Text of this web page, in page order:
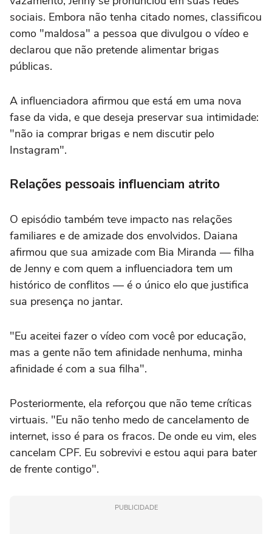
sociais. Embora não tenha citado nomes, classificou
como "maldosa" a pessoa que divulgou o vídeo e
declarou que não pretende alimentar brigas
públicas.
A influenciadora afirmou que está em uma nova
fase da vida, e que deseja preservar sua intimidade:
"não ia comprar brigas e nem discutir pelo
Instagram".
Relações pessoais influenciam atrito
O episódio também teve impacto nas relações
familiares e de amizade dos envolvidos. Daiana
afirmou que sua amizade com Bia Miranda — filha
de Jenny e com quem a influenciadora tem um
histórico de conflitos — é o único elo que justifica
sua presença no jantar.
"Eu aceitei fazer o vídeo com você por educação,
mas a gente não tem afinidade nenhuma, minha
afinidade é com a sua filha".
Posteriormente, ela reforçou que não teme críticas
virtuais. "Eu não tenho medo de cancelamento de
internet, isso é para os fracos. De onde eu vim, eles
cancelam CPF. Eu sobrevivi e estou aqui para bater
de frente contigo".
PUBLICIDADE